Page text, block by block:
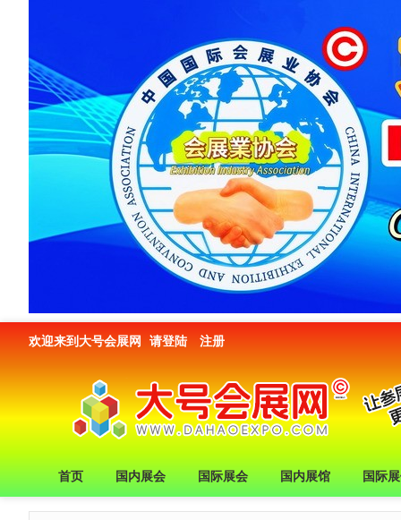
欢迎来到大号会展网 请登陆 注册
首页 国内展会 国际展会 国内展馆 国际